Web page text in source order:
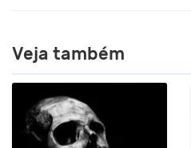
Veja também